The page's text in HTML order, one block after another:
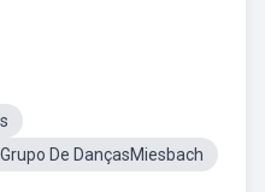
Grupo De DançasMiesbach